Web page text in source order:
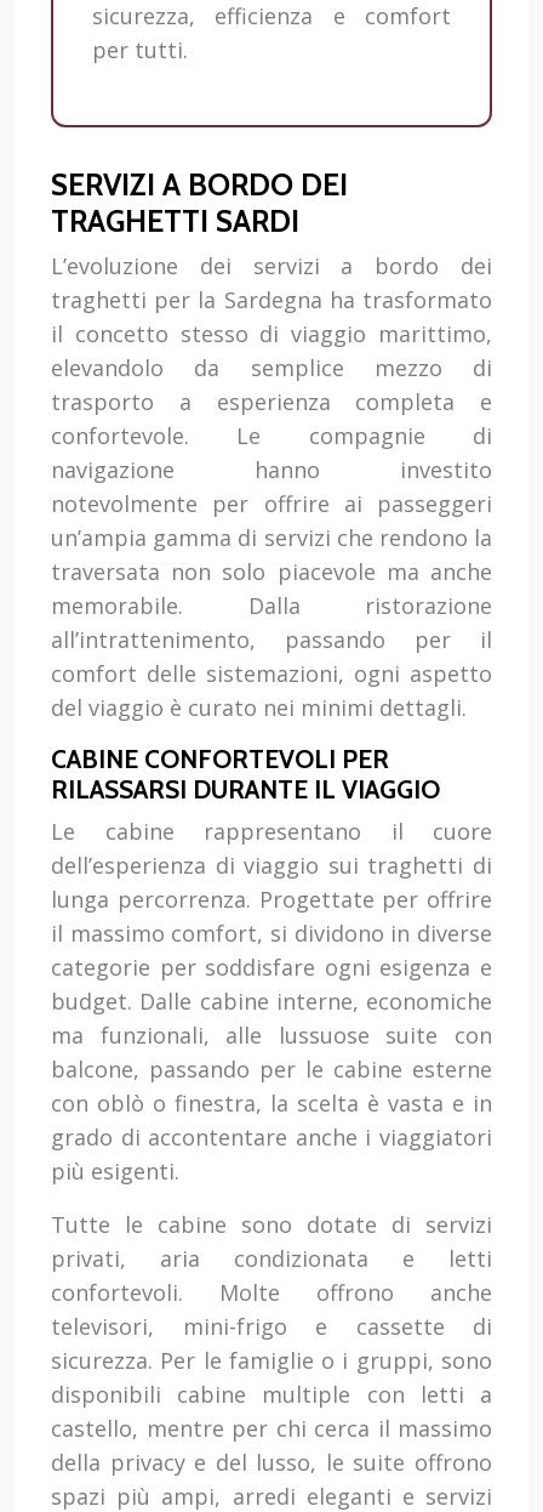
sicurezza, efficienza e comfort
per tutti.
SERVIZI A BORDO DEI
TRAGHETTI SARDI
L’evoluzione dei servizi a bordo dei
traghetti per la Sardegna ha trasformato
il concetto stesso di viaggio marittimo,
elevandolo da semplice mezzo di
trasporto a esperienza completa e
confortevole. Le compagnie di
navigazione hanno investito
notevolmente per offrire ai passeggeri
un’ampia gamma di servizi che rendono la
traversata non solo piacevole ma anche
memorabile. Dalla ristorazione
all’intrattenimento, passando per il
comfort delle sistemazioni, ogni aspetto
del viaggio è curato nei minimi dettagli.
CABINE CONFORTEVOLI PER
RILASSARSI DURANTE IL VIAGGIO
Le cabine rappresentano il cuore
dell’esperienza di viaggio sui traghetti di
lunga percorrenza. Progettate per offrire
il massimo comfort, si dividono in diverse
categorie per soddisfare ogni esigenza e
budget. Dalle cabine interne, economiche
ma funzionali, alle lussuose suite con
balcone, passando per le cabine esterne
con oblò o finestra, la scelta è vasta e in
grado di accontentare anche i viaggiatori
più esigenti.
Tutte le cabine sono dotate di servizi
privati, aria condizionata e letti
confortevoli. Molte offrono anche
televisori, mini-frigo e cassette di
sicurezza. Per le famiglie o i gruppi, sono
disponibili cabine multiple con letti a
castello, mentre per chi cerca il massimo
della privacy e del lusso, le suite offrono
spazi più ampi, arredi eleganti e servizi